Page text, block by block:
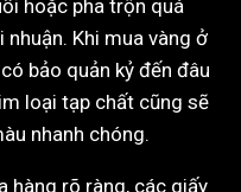
hoặc pha trộn quá
Khi mua vàng ở
bảo quản kỷ đến đâu
loại tạp chất cũng sẽ
nhanh chóng.
hàng rõ ràng, các giấy